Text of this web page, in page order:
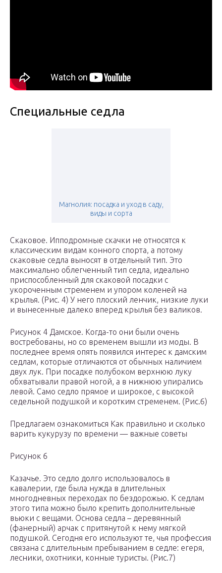
Специальные седла
Магнолия: посадка и уход в саду,
виды и сорта
Скаковое. Ипподромные скачки не относятся к
классическим видам конного спорта, а потому
скаковые седла выносят в отдельный тип. Это
максимально облегченный тип седла, идеально
приспособленный для скаковой посадки с
укороченным стременем и упором коленей на
крылья. (Рис. 4) У него плоский ленчик, низкие луки
и вынесенные далеко вперед крылья без валиков.
Рисунок 4 Дамское. Когда-то они были очень
востребованы, но со временем вышли из моды. В
последнее время опять появился интерес к дамским
седлам, которые отличаются от обычных наличием
двух лук. При посадке полубоком верхнюю луку
обхватывали правой ногой, а в нижнюю упирались
левой. Само седло прямое и широкое, с высокой
седельной подушкой и коротким стременем. (Рис.6)
Предлагаем ознакомиться Как правильно и сколько
варить кукурузу по времени — важные советы
Рисунок 6
Казачье. Это седло долго использовалось в
кавалерии, где была нужда в длительных
многодневных переходах по бездорожью. К седлам
этого типа можно было крепить дополнительные
вьюки с вещами. Основа седла – деревянный
(фанерный) арчак с притянутой к нему мягкой
подушкой. Сегодня его используют те, чья профессия
связана с длительным пребыванием в седле: егеря,
лесники, охотники, конные туристы. (Рис.7)